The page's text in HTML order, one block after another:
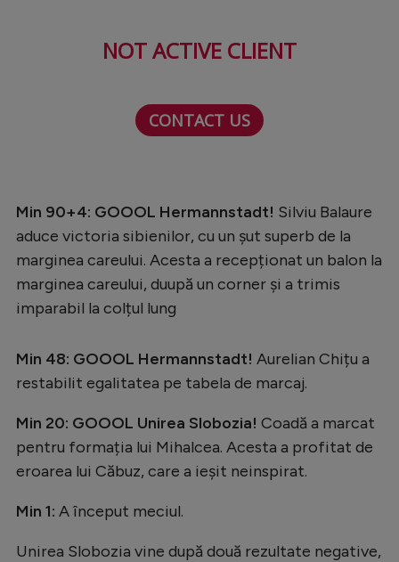
Handbal
Gimnastică
Auto
Rugby
Alte sporturi
JO 2024
JO 2026
Intră în cont
NOT ACTIVE CLIENT
CONTACT US
Min 90+4: GOOOL Hermannstadt! Silviu Balaure
aduce victoria sibienilor, cu un șut superb de la
marginea careului. Acesta a recepționat un balon la
marginea careului, duupă un corner și a trimis
imparabil la colțul lung
Min 48: GOOOL Hermannstadt! Aurelian Chițu a
restabilit egalitatea pe tabela de marcaj.
Min 20: GOOOL Unirea Slobozia! Coadă a marcat
pentru formația lui Mihalcea. Acesta a profitat de
eroarea lui Căbuz, care a ieșit neinspirat.
Min 1: A început meciul.
Unirea Slobozia vine după două rezultate negative,